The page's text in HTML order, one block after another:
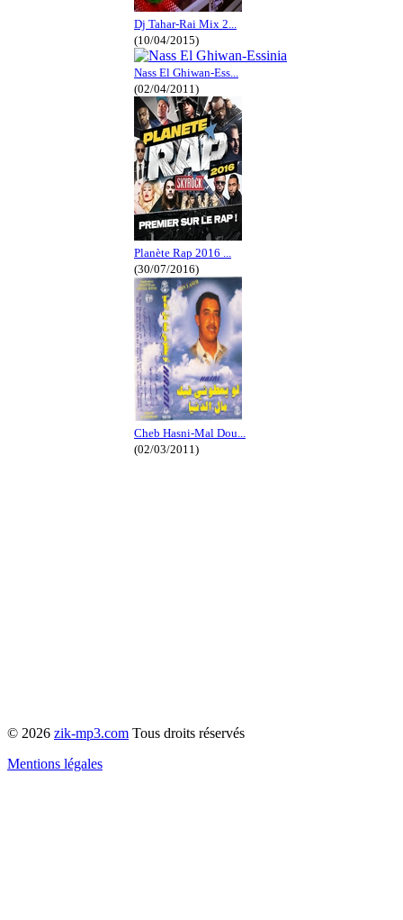
Dj Tahar-Rai Mix 2...
(10/04/2015)
Nass El Ghiwan-Ess...
(02/04/2011)
Planète Rap 2016 ...
(30/07/2016)
Cheb Hasni-Mal Dou...
(02/03/2011)
© 2026 zik-mp3.com Tous droits réservés
Mentions légales